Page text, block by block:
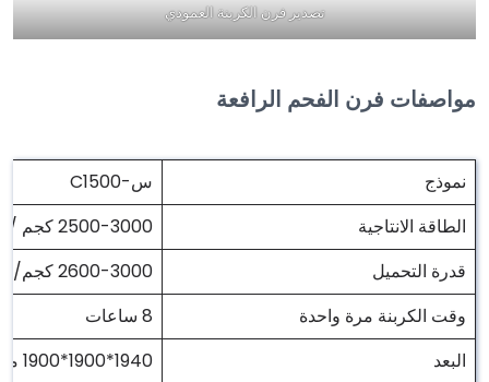
تصدير فرن الكربنة العمودي
مواصفات فرن الفحم الرافعة
نموذج
س-C1500
الطاقة الانتاجية
2500-3000 كجم / 24 ساعة (يعتمد على المواد الخام الخاصة بك)
قدرة التحميل
2600-3000 كجم/لكل 8 ساعات
وقت الكربنة مرة واحدة
8 ساعات
البعد
1940*1900*1900 مللي متر